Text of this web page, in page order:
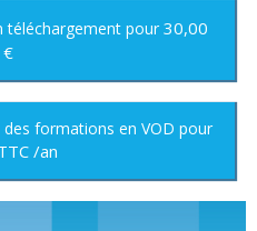
téléchargement pour 30,00
€
formations en VOD pour
/an